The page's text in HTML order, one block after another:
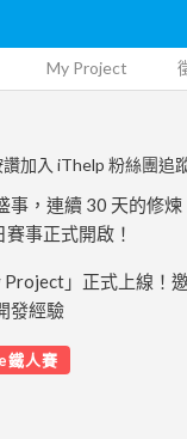
My Project
讚加入 iThelp 粉絲團追
事，連續 30 天的修
賽事正式開啟！
」正式上線！
發經驗
鐵人賽